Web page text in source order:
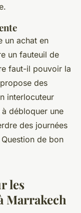
un achat en
un fauteuil de
faut-il pouvoir la
des
interlocuteur
débloquer une
des journées
de bon
les
Marrakech